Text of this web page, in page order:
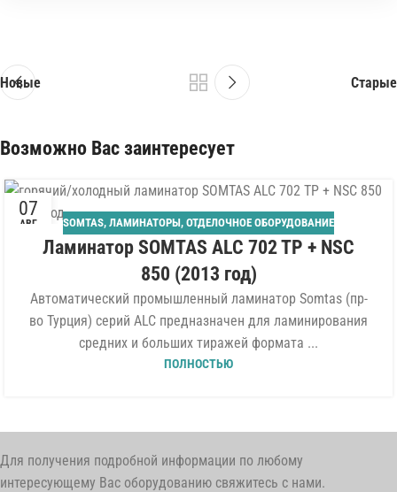
Новые Старые
Возможно Вас заинтересует
07
АВГ SOMTAS, ЛАМИНАТОРЫ, ОТДЕЛОЧНОЕ ОБОРУДОВАНИЕ
Ламинатор SOMTAS ALC 702 TP + NSC
850 (2013 год)
Автоматический промышленный ламинатор Somtas (пр-
во Турция) серий ALC предназначен для ламинирования
средних и больших тиражей формата ...
ПОЛНОСТЬЮ
Для получения подробной информации по любому
интересующему Вас оборудованию свяжитесь с нами.